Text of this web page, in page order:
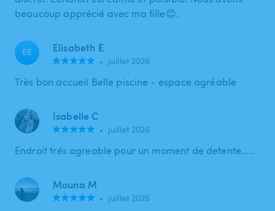
beaucoup apprécié avec ma fille😊.
EE Elisabeth E
• juillet 2026
Très bon accueil Belle piscine - espace agréable
Isabelle C
• juillet 2026
Endroit trés agreable pour un moment de detente.....
Mouna M
• juillet 2026